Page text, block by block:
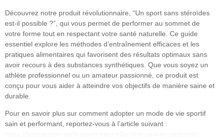
Découvrez notre produit révolutionnaire, “Un sport sans stéroïdes
est-il possible ?”, qui vous permet de performer au sommet de
votre forme tout en respectant votre santé naturelle. Ce guide
essentiel explore les méthodes d’entraînement efficaces et les
pratiques alimentaires qui favorisent des résultats optimaux sans
avoir recours à des substances synthétiques. Que vous soyez un
athlète professionnel ou un amateur passionné, ce produit est
conçu pour vous aider à atteindre vos objectifs de manière saine et
durable.
Pour en savoir plus sur comment adopter un mode de vie sportif
sain et performant, reportez-vous à l’article suivant :